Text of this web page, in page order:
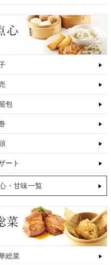
包
ート
・甘味一覧
総菜